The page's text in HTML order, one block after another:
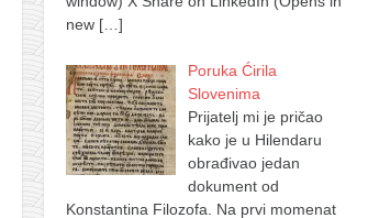
new […]
Poruka Ćirila
Slovenima
Prijatelj mi je pričao
kako je u Hilendaru
obrađivao jedan
dokument od
Konstantina Filozofa. Na prvi momenat